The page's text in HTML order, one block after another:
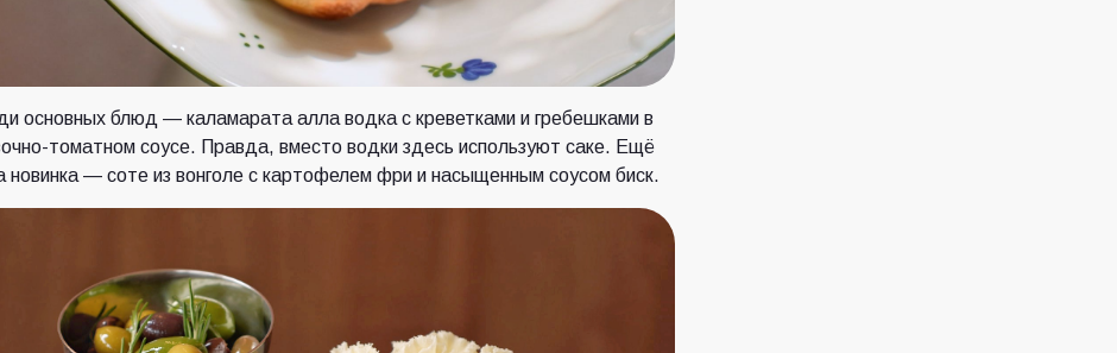
основных блюд — каламарата алла водка с креветками и гребешками в
томатном соусе. Правда, вместо водки здесь используют саке. Ещё
новинка — соте из вонголе с картофелем фри и насыщенным соусом биск.